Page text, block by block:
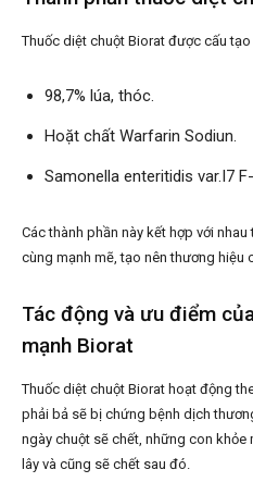
Thuốc diệt chuột Biorat được cấu
98,7% lúa, thóc.
Hoặt chất Warfarin Sodiun.
Samonella enteritidis var.I7
Các thành phần này kết hợp với
cùng mạnh mẽ, tạo nên thương hiệu
Tác động và ưu điểm
mạnh Biorat
Thuốc diệt chuột Biorat hoạt động
phải bả sẽ bị chứng bệnh dịch
ngày chuột sẽ chết, những con khỏe
lây và cũng sẽ chết sau đó.